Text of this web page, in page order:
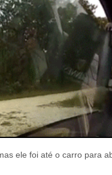
ele foi até o carro para